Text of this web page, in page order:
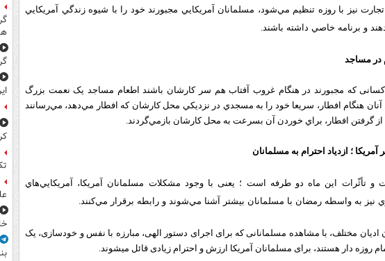
نيز با روزه تنظيم مي‌شود، مسلمانان آمريكايي مجبورند خود را با شیوه زندگي آمريكايي
و برنامه خاصي داشته باشند.
در مساجد
کسانی که مجبورند در هنگام غروب آفتاب هم سر كارشان باشند اطعام مساجد یک نعمت بزرگ
هنگام افطار، سريعا خود را به مسجدي در نزديكي محل كارشان كه افطار مي‌دهد، مي‌رسانند
گرفتن افطار، براي خوردن آن بسرعت به محل كارشان بازمي‌گردند.
آمریکا ؛ ازدیاد احترام به مسلمانان
و تأثّرات این ماه دو طرفه است ؛ یعنی با وجود مشکلات مسلمانان آمريكا، آمريكايي‌هاي
نيز به واسطه رمضان با مسلمانان بيشتر آشنا مي‌شوند و رابطه برقرار مي‌كنند.
ادیان مختلف، با مشاهده مسلمانانی که برای اجرای دستور الهی، مبارزه با نفس و خودسازی، یک
روزه دار هستند، برای مسلمانان آمریکا ارزش و احترام زیادی قائل می‏شوند.